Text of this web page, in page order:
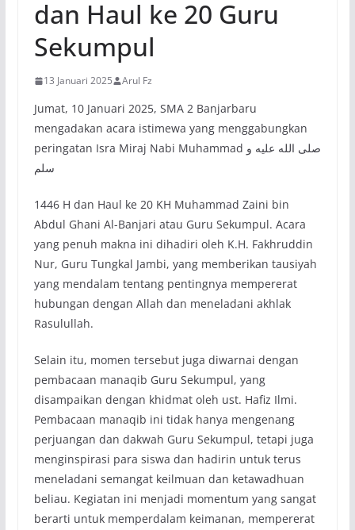
dan Haul ke 20 Guru
Sekumpul
13 Januari 2025 Arul Fz
Jumat, 10 Januari 2025, SMA 2 Banjarbaru
mengadakan acara istimewa yang menggabungkan
peringatan Isra Miraj Nabi Muhammad صلى الله عليه و
سلم
1446 H dan Haul ke 20 KH Muhammad Zaini bin
Abdul Ghani Al-Banjari atau Guru Sekumpul. Acara
yang penuh makna ini dihadiri oleh K.H. Fakhruddin
Nur, Guru Tungkal Jambi, yang memberikan tausiyah
yang mendalam tentang pentingnya mempererat
hubungan dengan Allah dan meneladani akhlak
Rasulullah.
Selain itu, momen tersebut juga diwarnai dengan
pembacaan manaqib Guru Sekumpul, yang
disampaikan dengan khidmat oleh ust. Hafiz Ilmi.
Pembacaan manaqib ini tidak hanya mengenang
perjuangan dan dakwah Guru Sekumpul, tetapi juga
menginspirasi para siswa dan hadirin untuk terus
meneladani semangat keilmuan dan ketawadhuan
beliau. Kegiatan ini menjadi momentum yang sangat
berarti untuk memperdalam keimanan, mempererat